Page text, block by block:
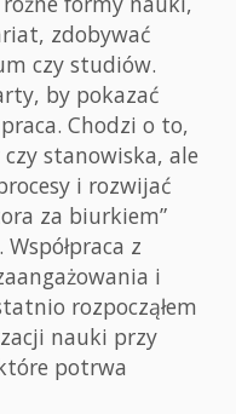
zdobywać
czy studiów.
by pokazać
Chodzi o to,
stanowiska, ale
i rozwijać
za biurkiem”
z
i
rozpocząłem
nauki przy
potrwa